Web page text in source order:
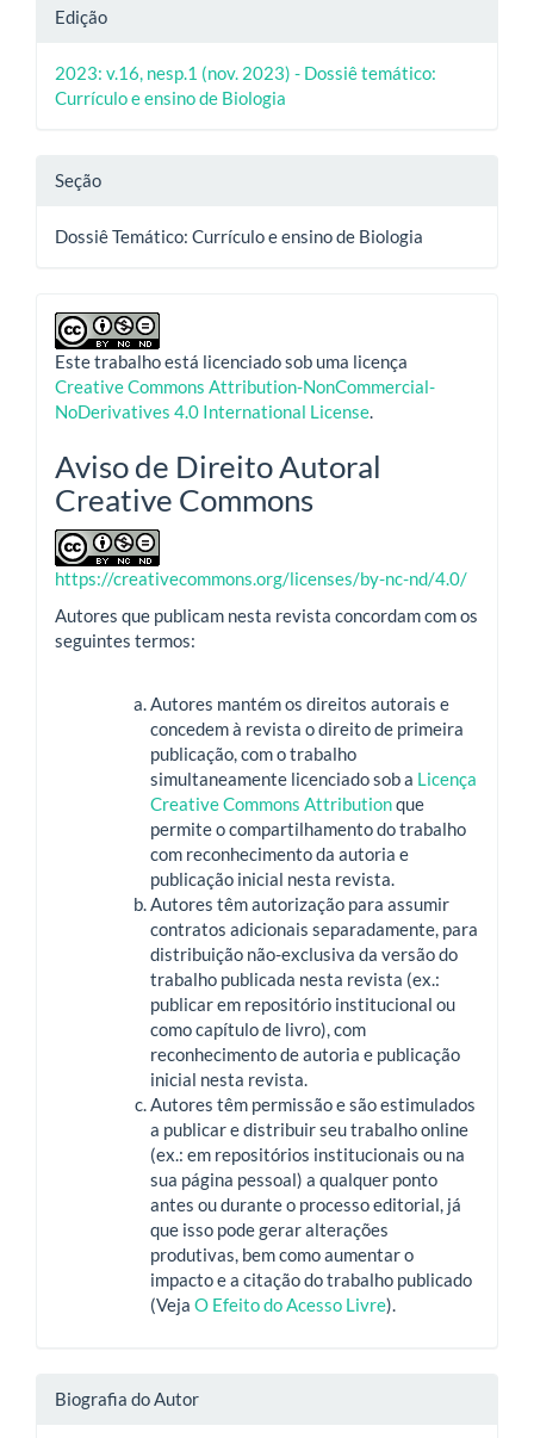
Edição
2023: v.16, nesp.1 (nov. 2023) - Dossiê temático:
Currículo e ensino de Biologia
Seção
Dossiê Temático: Currículo e ensino de Biologia
Este trabalho está licenciado sob uma licença
Creative Commons Attribution-NonCommercial-
NoDerivatives 4.0 International License.
Aviso de Direito Autoral
Creative Commons
https://creativecommons.org/licenses/by-nc-nd/4.0/
Autores que publicam nesta revista concordam com os
seguintes termos:
Autores mantém os direitos autorais e
concedem à revista o direito de primeira
publicação, com o trabalho
simultaneamente licenciado sob a Licença
Creative Commons Attributionque
permite o compartilhamento do trabalho
com reconhecimento da autoria e
publicação inicial nesta revista.
Autores têm autorização para assumir
contratos adicionais separadamente, para
distribuição não-exclusiva da versão do
trabalho publicada nesta revista (ex.:
publicar em repositório institucional ou
como capítulo de livro), com
reconhecimento de autoria e publicação
inicial nesta revista.
Autores têm permissão e são estimulados
a publicar e distribuir seu trabalho online
(ex.: em repositórios institucionais ou na
sua página pessoal) a qualquer ponto
antes ou durante o processo editorial, já
que isso pode gerar alterações
produtivas, bem como aumentar o
impacto e a citação do trabalho publicado
(Veja O Efeito do Acesso Livre).
Biografia do Autor